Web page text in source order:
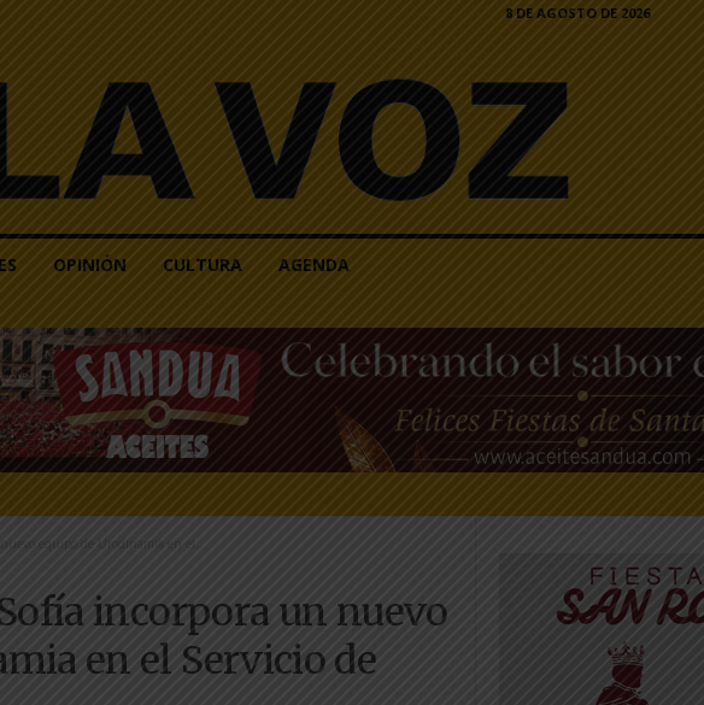
8 DE AGOSTO DE 2026
OPINIÓN CULTURA AGENDA
equipo de Urodinamia en el...
incorpora un nuevo
en el Servicio de